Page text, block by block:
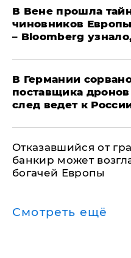
В Вене прошла
чиновников
– Bloomberg
​В Германии
поставщика
след ведет к
Отказавшийся от
банкир может
богачей Европы
Смотреть ещё